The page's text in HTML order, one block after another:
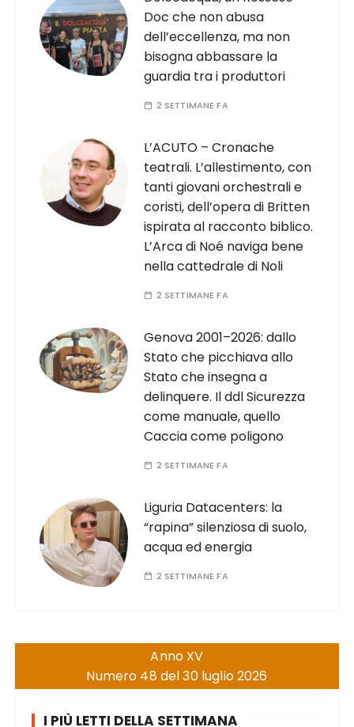
Doc che non abusa
dell’eccellenza, ma non
bisogna abbassare la
guardia tra i produttori
2 SETTIMANE FA
L’ACUTO – Cronache
teatrali. L’allestimento, con
tanti giovani orchestrali e
coristi, dell’opera di Britten
ispirata al racconto biblico.
L’Arca di Noé naviga bene
nella cattedrale di Noli
2 SETTIMANE FA
Genova 2001–2026: dallo
Stato che picchiava allo
Stato che insegna a
delinquere. Il ddl Sicurezza
come manuale, quello
Caccia come poligono
2 SETTIMANE FA
Liguria Datacenters: la
“rapina” silenziosa di suolo,
acqua ed energia
2 SETTIMANE FA
Anno XV
Numero 48 del 30 luglio 2026
I PIÙ LETTI DELLA SETTIMANA